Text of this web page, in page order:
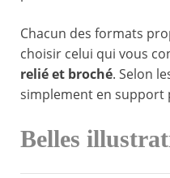
Chacun des formats
choisir celui qui vous
relié et broché. Selon
simplement en support
Belles